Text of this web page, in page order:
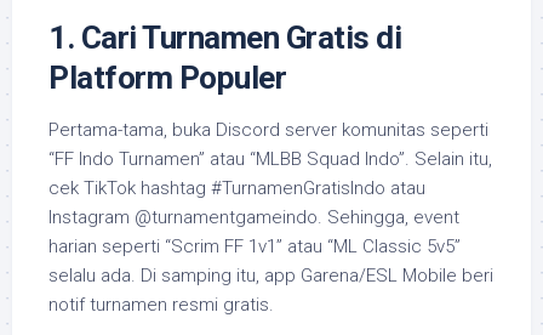
1. Cari Turnamen Gratis di
Platform Populer
Pertama-tama, buka Discord server komunitas seperti
“FF Indo Turnamen” atau “MLBB Squad Indo”. Selain itu,
cek TikTok hashtag #TurnamenGratisIndo atau
Instagram @turnamentgameindo. Sehingga, event
harian seperti “Scrim FF 1v1” atau “ML Classic 5v5”
selalu ada. Di samping itu, app Garena/ESL Mobile beri
notif turnamen resmi gratis.